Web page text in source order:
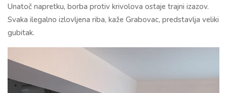
Unatoč napretku, borba protiv krivolova ostaje trajni izazov.
Svaka ilegalno izlovljena riba, kaže Grabovac, predstavlja veliki
gubitak.